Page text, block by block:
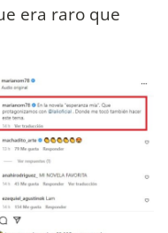
era raro que